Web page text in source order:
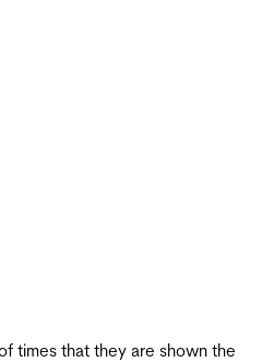
times that they are shown the